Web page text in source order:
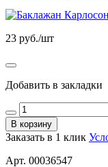
23 руб./шт
Добавить в закладки
В корзину
Заказать в 1 клик
Арт. 00036547